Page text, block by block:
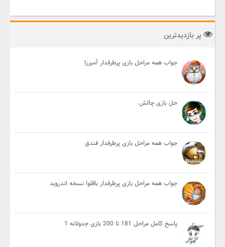
پر بازدیدترین
جواب همه مراحل بازی پرطرفدار آمیرزا
حل بازی چالش
جواب همه مراحل بازی پرطرفدار فندق
جواب همه مراحل بازی پرطرفدار باقلوا نسخه اندروید
پاسخ کامل مراحل 181 تا 200 بازی جدولانه 1